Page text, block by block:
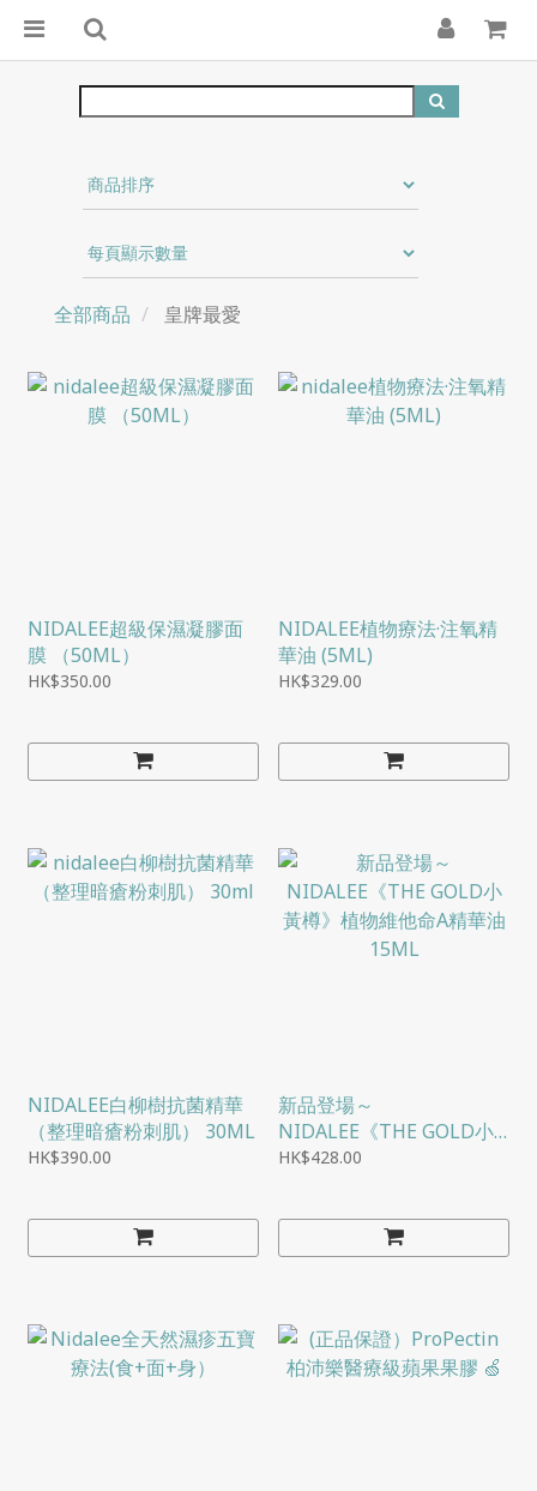
全部商品 皇牌最愛
NIDALEE超級保濕凝膠面
膜 （50ML）
HK$350.00
NIDALEE植物療法·注氧精
華油 (5ML)
HK$329.00
NIDALEE白柳樹抗菌精華
（整理暗瘡粉刺肌） 30ML
HK$390.00
新品登場～
NIDALEE《THE GOLD小
黃樽》植物維他命A精華油
HK$428.00